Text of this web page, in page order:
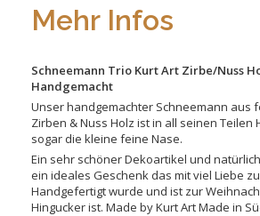
Mehr Infos
Schneemann Trio Kurt Art Zirbe/Nuss
Handgemacht
Unser handgemachter Schneemann aus
Zirben & Nuss Holz ist in all seinen Teilen
sogar die kleine feine Nase.
Ein sehr schöner Dekoartikel und
ein ideales Geschenk das mit viel Liebe
Handgefertigt wurde und ist zur
Hingucker ist. Made by Kurt Art Made in